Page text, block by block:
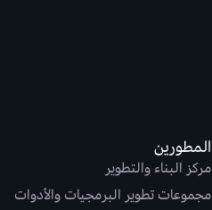
المطورين
مركز البناء والتطوير
مجموعات تطوير البرمجيات والأدوات